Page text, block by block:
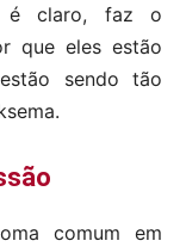
é claro, faz o
que eles estão
sendo tão
comum em